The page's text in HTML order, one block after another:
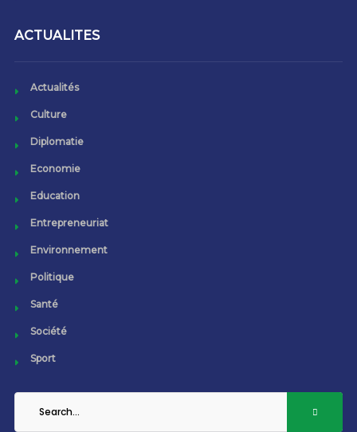
ACTUALITES
Actualités
Culture
Diplomatie
Economie
Education
Entrepreneuriat
Environnement
Politique
Santé
Société
Sport